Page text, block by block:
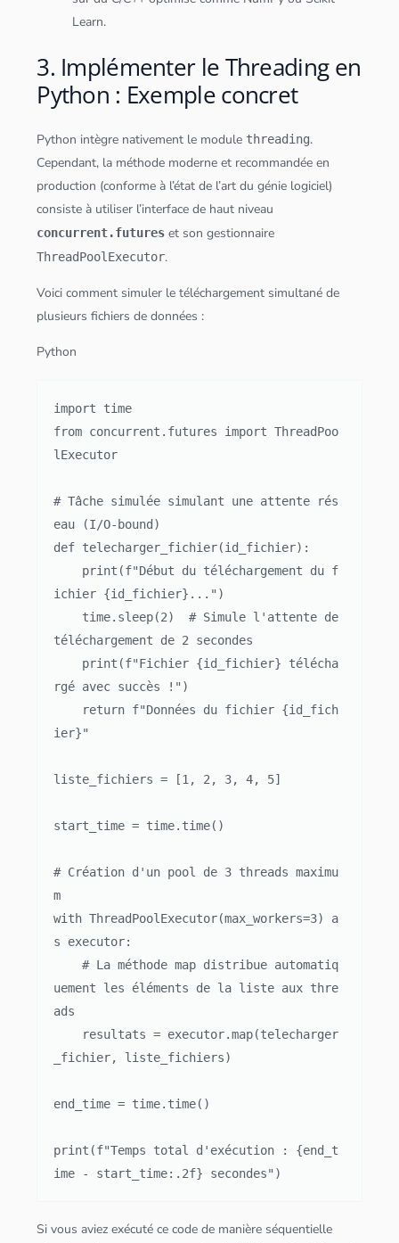
Learn.
3. Implémenter le Threading en
Python : Exemple concret
Python intègre nativement le module threading.
Cependant, la méthode moderne et recommandée en
production (conforme à l’état de l’art du génie logiciel)
consiste à utiliser l’interface de haut niveau
concurrent.futures et son gestionnaire
ThreadPoolExecutor.
Voici comment simuler le téléchargement simultané de
plusieurs fichiers dedonnées :
Python
import time
from concurrent.futures import ThreadPoo
lExecutor
# Tâche simulée simulant une attente rés
eau (I/O-bound)
def telecharger_fichier(id_fichier):
ichier {id_fichier}...")
téléchargement de 2 secondes
rgé avec succès !")
ier}"
liste_fichiers = [1, 2, 3, 4, 5]
start_time = time.time()
# Création d'un pool de 3 threads maximu
m
with ThreadPoolExecutor(max_workers=3) a
s executor:
    # La méthode map distribue automatiq
uement les éléments de la liste aux thre
ads
_fichier, liste_fichiers)
end_time = time.time()
print(f"Temps total d'exécution : {end_t
Si vous aviez exécuté ce code de manière séquentielle